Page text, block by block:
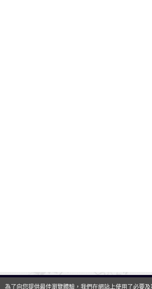
為了向您提供最佳瀏覽體驗，我們在網站上使用了必要